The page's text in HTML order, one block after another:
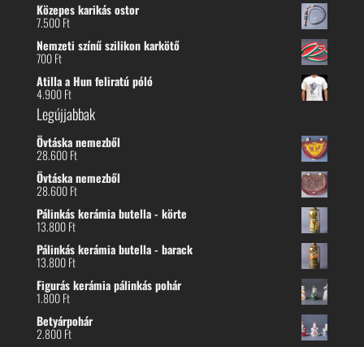
Közepes karikás ostor
7.500Ft
Nemzeti színű szilikon karkötő
700Ft
Atilla a Hun feliratú póló
4.900Ft
Legújjabbak
Övtáska nemezből
28.600Ft
Övtáska nemezből
28.600Ft
Pálinkás kerámia butella - körte
13.800Ft
Pálinkás kerámia butella - barack
13.800Ft
Figurás kerámia pálinkás pohár
1.800Ft
Betyárpohár
2.800Ft